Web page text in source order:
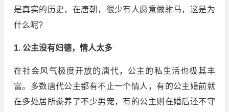
是真实的历史，在唐朝，很少有人愿意做驸马，这是为
什么呢?
1. 公主没有妇德，情人太多
在社会风气极度开放的唐代，公主的私生活也极其丰
富。多数唐代公主都有不止一个情人，有的公主婚前就
在多处居所豢养了不少男宠，有的公主则在婚后还不守